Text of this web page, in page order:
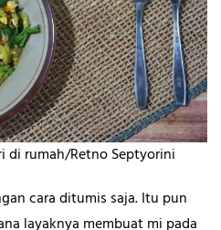
di rumah/Retno Septyorini
cara ditumis saja. Itu pun
layaknya membuat mi pada